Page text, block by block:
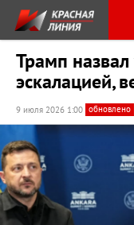
Трамп
эскалацией,
9 июля 2026 1:00 обновлено